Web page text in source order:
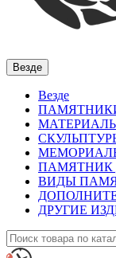
Везде
Везде
ПАМЯТНИК
ВИДЫ
ДРУГИЕ